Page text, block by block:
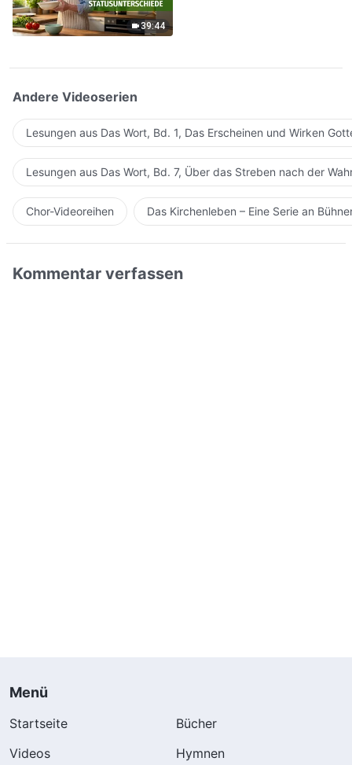
39:44
Andere Videoserien
Lesungen aus Das Wort, Bd. 1, Das Erscheinen und Wirken
Lesungen aus Das Wort, Bd. 7, Über das Streben nach der
Chor-Videoreihen Das Kirchenleben – Eine Serie an
Kommentar verfassen
Menü
Startseite
Bücher
Videos
Hymnen